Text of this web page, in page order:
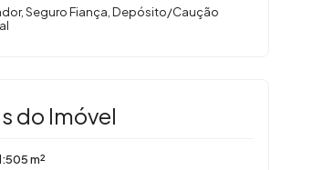
Seguro Fiança, Depósito/Caução
do Imóvel
505 m²